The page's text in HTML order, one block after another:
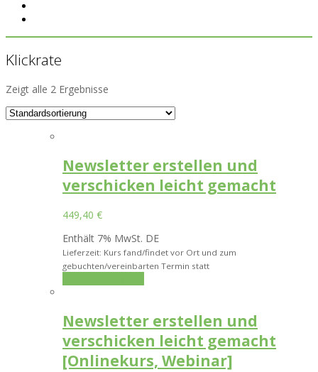
Klickrate
Zeigt alle 2 Ergebnisse
Newsletter erstellen und
verschicken leicht gemacht
449,40 €
Enthält 7% MwSt. DE
Lieferzeit: Kurs fand/findet vor Ort und zum
gebuchten/vereinbarten Termin statt
Newsletter erstellen und
verschicken leicht gemacht
[Onlinekurs, Webinar]